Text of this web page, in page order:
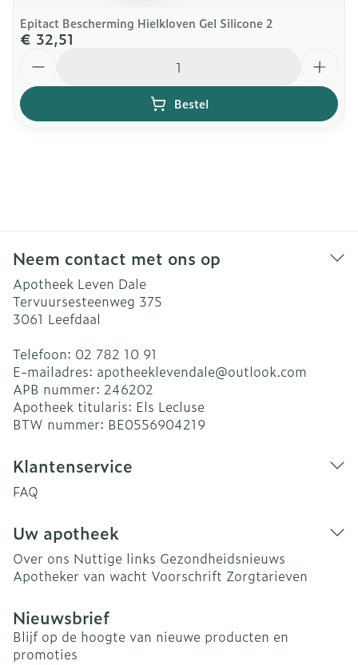
Epitact Bescherming Hielkloven Gel Silicone 2
€ 32,51
Bestel
Neem contact met ons op
Apotheek Leven Dale
Tervuursesteenweg 375
3061 Leefdaal
Telefoon: 02 782 10 91
E-mailadres: apotheeklevendale@outlook.com
APB nummer: 246202
Apotheek titularis: Els Lecluse
BTW nummer: BE0556904219
Klantenservice
FAQ
Uw apotheek
Over ons Nuttige links Gezondheidsnieuws
Apotheker van wacht Voorschrift Zorgtarieven
Nieuwsbrief
Blijf op de hoogte van nieuwe producten en
promoties